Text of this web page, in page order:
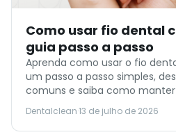
Como usar fio dental
guia passo a passo
Aprenda como usar o fio
um passo a passo simples,
comuns e saiba como
Dentalclean·13 de julho de 2026